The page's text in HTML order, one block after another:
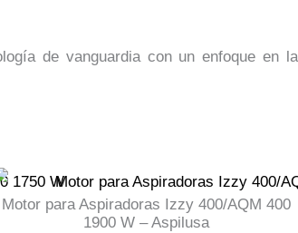
de vanguardia con un enfoque en la
Motor para Aspiradoras Izzy 400/AQM 400
1900 W – Aspilusa